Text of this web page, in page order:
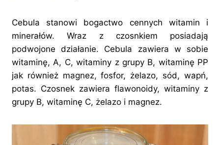
Cebula stanowi bogactwo cennych witamin i
minerałów. Wraz z czosnkiem posiadają
podwojone działanie. Cebula zawiera w sobie
witaminę, A, C, witaminy z grupy B, witaminę PP
jak również magnez, fosfor, żelazo, sód, wapń,
potas. Czosnek zawiera flawonoidy, witaminy z
grupy B, witaminę C, żelazo i magnez.